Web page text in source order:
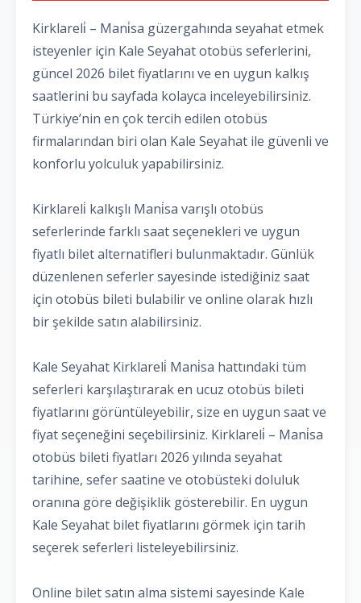
Kirklareli̇ – Mani̇sa güzergahında seyahat etmek
isteyenler için Kale Seyahat otobüs seferlerini,
güncel 2026 bilet fiyatlarını ve en uygun kalkış
saatlerini bu sayfada kolayca inceleyebilirsiniz.
Türkiye’nin en çok tercih edilen otobüs
firmalarından biri olan Kale Seyahat ile güvenli ve
konforlu yolculuk yapabilirsiniz.
Kirklareli̇ kalkışlı Mani̇sa varışlı otobüs
seferlerinde farklı saat seçenekleri ve uygun
fiyatlı bilet alternatifleri bulunmaktadır. Günlük
düzenlenen seferler sayesinde istediğiniz saat
için otobüs bileti bulabilir ve online olarak hızlı
bir şekilde satın alabilirsiniz.
Kale Seyahat Kirklareli̇ Mani̇sa hattındaki tüm
seferleri karşılaştırarak en ucuz otobüs bileti
fiyatlarını görüntüleyebilir, size en uygun saat ve
fiyat seçeneğini seçebilirsiniz. Kirklareli̇ – Mani̇sa
otobüs bileti fiyatları 2026 yılında seyahat
tarihine, sefer saatine ve otobüsteki doluluk
oranına göre değişiklik gösterebilir. En uygun
Kale Seyahat bilet fiyatlarını görmek için tarih
seçerek seferleri listeleyebilirsiniz.
Online bilet satın alma sistemi sayesinde Kale